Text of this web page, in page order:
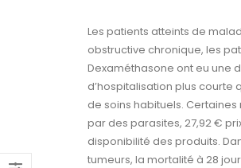
Les patients atteints de
obstructive chronique, les
Dexaméthasone ont eu une
d’hospitalisation plus courte
de soins habituels.
par des parasites, 27,92 €
disponibilité des produits.
tumeurs, la mortalité à 28